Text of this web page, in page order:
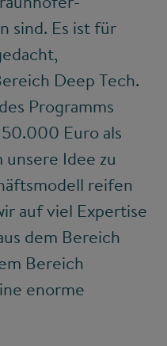
sind. Es ist für
Deep Tech.
Programms
Euro als
Idee zu
reifen
auf viel Expertise
dem Bereich
Bereich
enorme